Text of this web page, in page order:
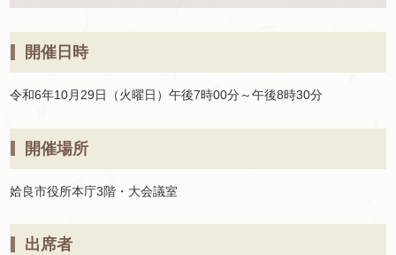
開催日時
令和6年10月29日（火曜日）午後7時00分～午後8時30分
開催場所
姶良市役所本庁3階・大会議室
出席者